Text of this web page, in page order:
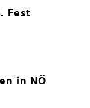
Fest
in NÖ